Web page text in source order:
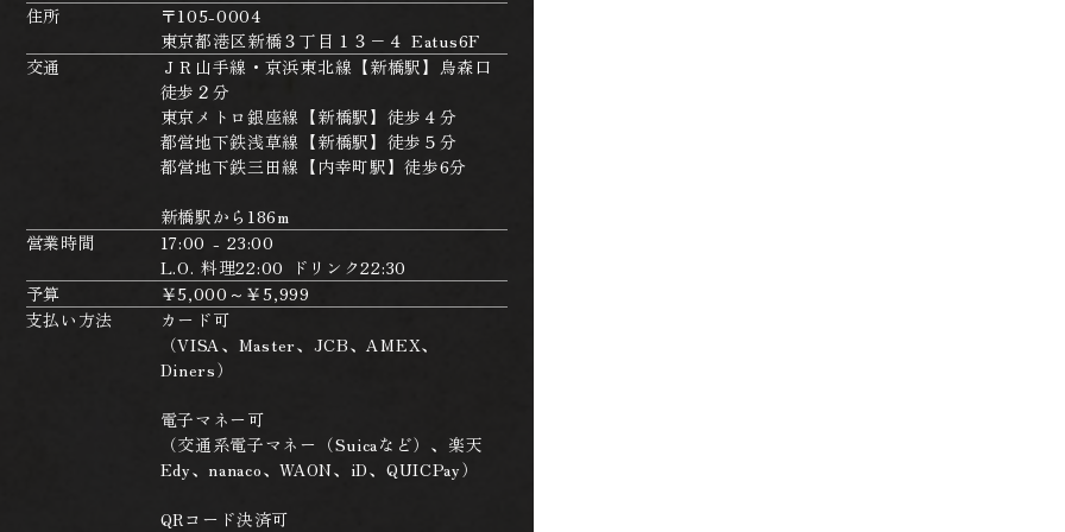
住所
〒105-0004
東京都港区新橋３丁目１３−４ Eatus6F
交通
ＪＲ山手線・京浜東北線【新橋駅】烏森口
徒歩２分
東京メトロ銀座線【新橋駅】徒歩４分
都営地下鉄浅草線【新橋駅】徒歩５分
都営地下鉄三田線【内幸町駅】徒歩6分
新橋駅から186m
営業時間
17:00 - 23:00
L.O. 料理22:00 ドリンク22:30
予算
￥5,000～￥5,999
支払い方法
カード可
（VISA、Master、JCB、AMEX、
Diners）
電子マネー可
（交通系電子マネー（Suicaなど）、楽天
Edy、nanaco、WAON、iD、QUICPay）
QRコード決済可